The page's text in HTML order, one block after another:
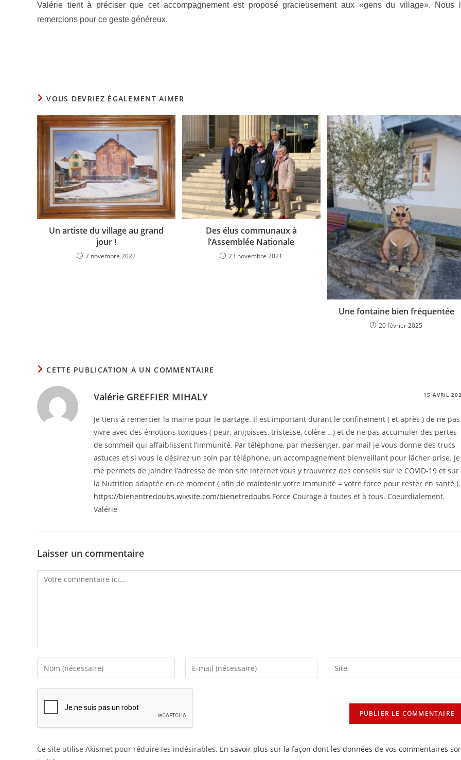
Valérie tient à préciser que cet accompagnement est proposé gracieusement aux «gens du village». Nous
remercions pour ce geste généreux.
VOUS DEVRIEZ ÉGALEMENT AIMER
Un artiste du village au grand
jour !
7 novembre 2022
Des élus communaux à
l’Assemblée Nationale
23 novembre 2021
Une fontaine bien fréquentée
20 février 2025
CETTE PUBLICATION A UN COMMENTAIRE
Valérie GREFFIER MIHALY 15 AVRIL
Je tiens à remercier la mairie pour le partage. Il est important durant le confinement ( et après ) de ne pas
vivre avec des émotions toxiques ( peur, angoisses, tristesse, colère …) et de ne pas accumuler des pertes
de sommeil qui affaiblissent l’immunité. Par téléphone, par messenger, par mail je vous donne des trucs
astuces et si vous le désirez un soin par téléphone, un accompagnement bienveillant pour lâcher prise. Je
me permets de joindre l’adresse de mon site internet vous y trouverez des conseils sur le COVID-19 et sur
la Nutrition adaptée en ce moment ( afin de maintenir votre immunité = votre force pour rester en santé ).
https://bienentredoubs.wixsite.com/bienetredoubs Force Courage à toutes et à tous. Coeurdialement.
Valérie
Laisser un commentaire
Comment
Enter
your
name
username
to
Enter
your
email
to
comment
Saisir
l’URL
Ce site utilise Akismet pour réduire les indésirables. En savoir plus sur la façon dont les données de vos commentaires